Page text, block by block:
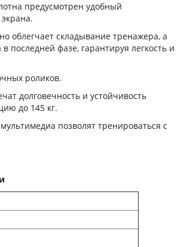
предусмотрен удобный
облегчает складывание тренажера, а
последней фазе, гарантируя легкость и
роликов.
долговечность и устойчивость
до 145 кг.
позволят тренироваться с